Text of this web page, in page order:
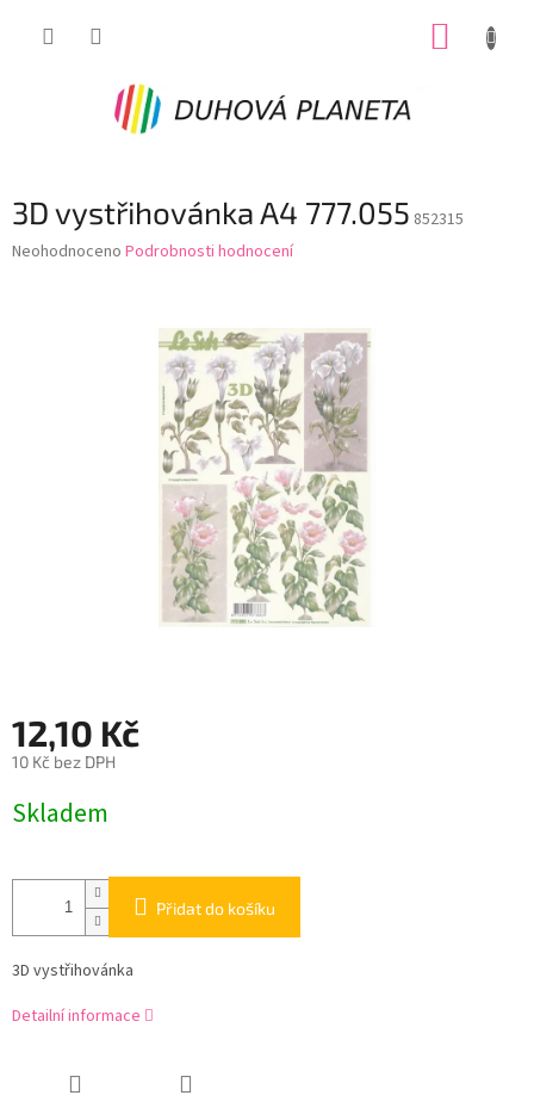
3D vystřihovánka A4 777.055 852315
Průměrné
Neohodnoceno Podrobnosti hodnocení
12,10 Kč
10 Kč bez DPH
cena:
Skladem
Přidat do košíku
3D vystřihovánka
Detailní informace